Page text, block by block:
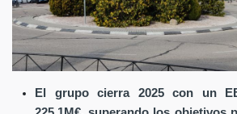
El grupo cierra 2025 con un